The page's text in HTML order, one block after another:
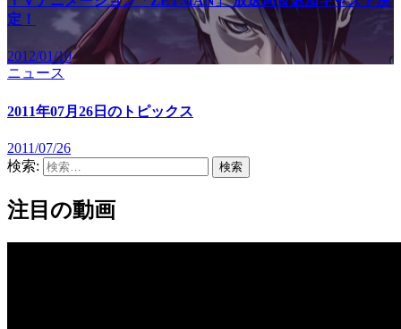
定！
2012/01/10
ニュース
2011年07月26日のトピックス
2011/07/26
検索:
注目の動画